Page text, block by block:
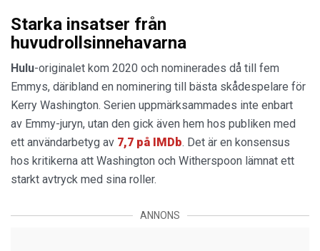
Starka insatser från
huvudrollsinnehavarna
Hulu-originalet kom 2020 och nominerades då till fem
Emmys, däribland en nominering till bästa skådespelare för
Kerry Washington. Serien uppmärksammades inte enbart
av Emmy-juryn, utan den gick även hem hos publiken med
ett användarbetyg av 7,7 på IMDb. Det är en konsensus
hos kritikerna att Washington och Witherspoon lämnat ett
starkt avtryck med sina roller.
ANNONS